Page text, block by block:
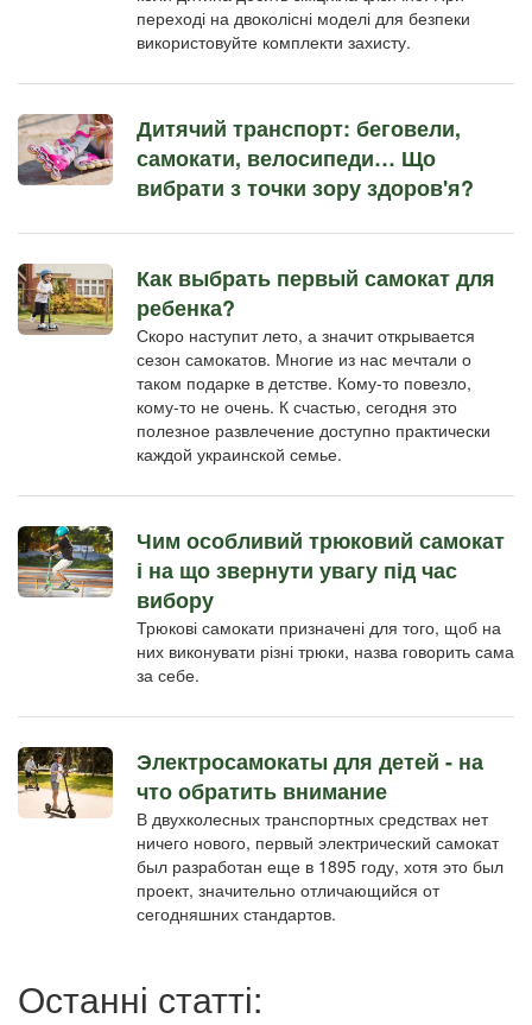
переході на двоколісні моделі для безпеки
використовуйте комплекти захисту.
Дитячий транспорт: беговели,
самокати, велосипеди… Що
вибрати з точки зору здоров'я?
Как выбрать первый самокат для
ребенка?
Скоро наступит лето, а значит открывается
сезон самокатов. Многие из нас мечтали о
таком подарке в детстве. Кому-то повезло,
кому-то не очень. К счастью, сегодня это
полезное развлечение доступно практически
каждой украинской семье.
Чим особливий трюковий самокат
і на що звернути увагу під час
вибору
Трюкові самокати призначені для того, щоб на
них виконувати різні трюки, назва говорить сама
за себе.
Электросамокаты для детей - на
что обратить внимание
В двухколесных транспортных средствах нет
ничего нового, первый электрический самокат
был разработан еще в 1895 году, хотя это был
проект, значительно отличающийся от
сегодняшних стандартов.
Останні статті: